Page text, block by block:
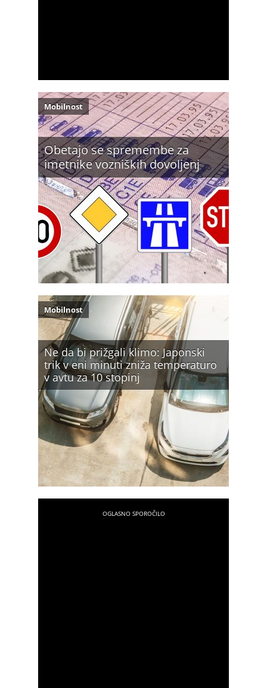
Obetajo se spremembe za
imetnike vozniških dovoljenj
Mobilnost
Ne da bi prižgali klimo: Japonski
trik v eni minuti zniža temperaturo
v avtu za 10 stopinj
Mobilnost